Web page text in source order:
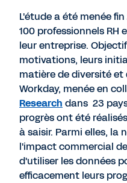
L'étude a été menée
100 professionnels RH
leur entreprise.
motivations, leurs
matière de diversité et
Workday, menée en
Research dans 23
progrès ont été
à saisir. Parmi elles, la
l'impact commercial
d'utiliser les données
efficacement leurs